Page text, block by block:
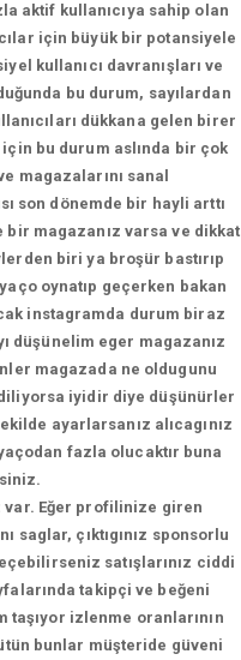
aktif kullanıcıya sahip olan
için büyük bir potansiyele
kullanıcı davranışları ve
bu durum, sayılardan
dükkana gelen birer
bu durum aslında bir çok
magazalarını sanal
son dönemde bir hayli arttı
magazanız varsa ve dikkat
biri ya broşür bastırıp
oynatıp geçerken bakan
instagramda durum biraz
düşünelim eger magazanız
magazada ne oldugunu
iyidir diye düşünürler
ayarlarsanız alıcagınız
fazla olucaktır buna
var. Eğer profilinize giren
saglar, çıktıgınız sponsorlu
satışlarınız ciddi
takipçi ve beğeni
izlenme oranlarının
bunlar müşteride güveni